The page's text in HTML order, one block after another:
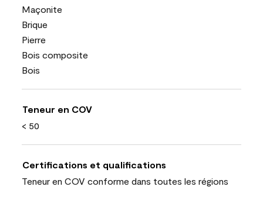
Maçonite
Brique
Pierre
Bois composite
Bois
Teneur en COV
< 50
Certifications et qualifications
Teneur en COV conforme dans toutes les régions